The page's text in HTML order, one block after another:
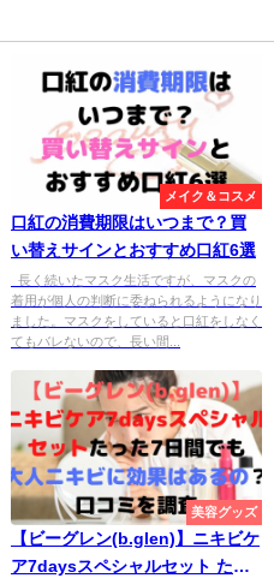
メイク＆コスメ
口紅の消費期限はいつまで？買
い替えサインとおすすめ口紅6選
長く続いたマスク生活ですが、マスクの
着用が個人の判断に委ねられるようになり
ました。マスクをしていると口紅をしなく
てもバレないので、長い間...
美容グッズ
【ビーグレン(b.glen)】ニキビケ
ア7daysスペシャルセット たっ